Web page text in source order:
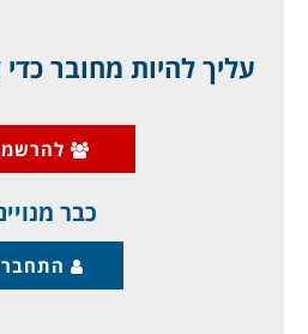
שעשועים.
ראשית לכל, יש לדעת
עליך להיות מחובר
כבר